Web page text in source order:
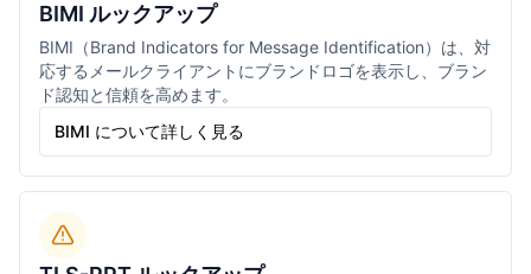
BIMI ルックアップ
BIMI（Brand Indicators for Message Identification）は、対
応するメールクライアントにブランドロゴを表示し、ブラン
ド認知と信頼を高めます。
BIMI について詳しく見る